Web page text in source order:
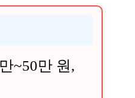
~50만 원,